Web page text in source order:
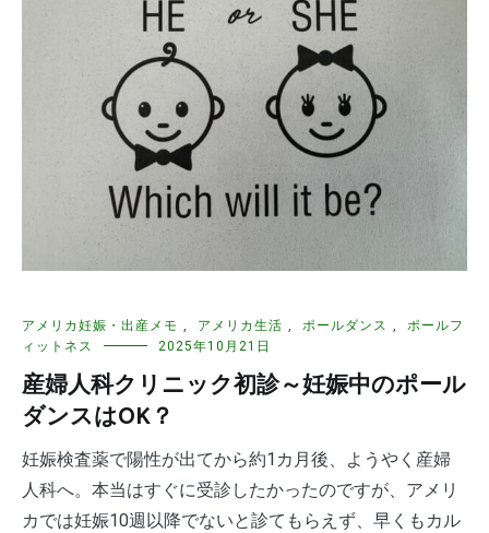
アメリカ妊娠・出産メモ , アメリカ生活 , ポールダンス ,
ポールフ
ィットネス
2025年10月21日
産婦人科クリニック初診～妊娠中のポール
ダンスはOK？
妊娠検査薬で陽性が出てから約1カ月後、ようやく産婦
人科へ。本当はすぐに受診したかったのですが、アメリ
カでは妊娠10週以降でないと診てもらえず、早くもカル